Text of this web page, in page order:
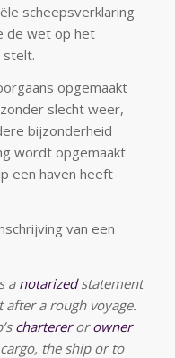
scheepsverklaring
de wet op het
stelt.
opgemaakt
slecht weer,
bijzonderheid
wordt opgemaakt
een haven heeft
van een
a notarizedstatement
a rough voyage.
chartererorowner
the ship or to